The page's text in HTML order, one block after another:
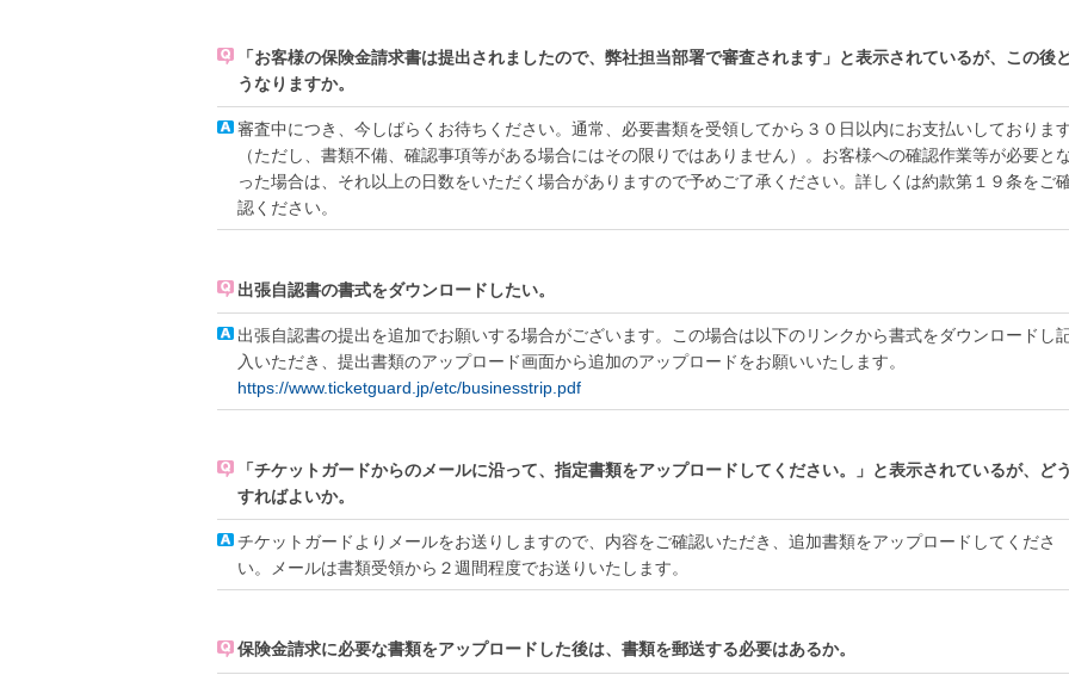
「お客様の保険金請求書は提出されましたので、弊社担当部署で審査されます」と表示されているが、この後
うなりますか。
審査中につき、今しばらくお待ちください。通常、必要書類を受領してから３０日以内にお支払いしておりま
（ただし、書類不備、確認事項等がある場合にはその限りではありません）。お客様への確認作業等が必要と
った場合は、それ以上の日数をいただく場合がありますので予めご了承ください。詳しくは約款第１９条をご
認ください。
出張自認書の書式をダウンロードしたい。
出張自認書の提出を追加でお願いする場合がございます。この場合は以下のリンクから書式をダウンロードし
入いただき、提出書類のアップロード画面から追加のアップロードをお願いいたします。
https://www.ticketguard.jp/etc/businesstrip.pdf
「チケットガードからのメールに沿って、指定書類をアップロードしてください。」と表示されているが、どう
すればよいか。
チケットガードよりメールをお送りしますので、内容をご確認いただき、追加書類をアップロードしてくださ
い。メールは書類受領から２週間程度でお送りいたします。
保険金請求に必要な書類をアップロードした後は、書類を郵送する必要はあるか。